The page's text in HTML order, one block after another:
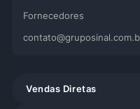
Fornecedores
Vendas Diretas